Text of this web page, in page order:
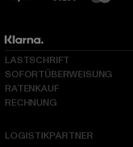
LOGISTIKPARTNER
LASTSCHRIFT
SOFORTÜBERWEISUNG
RATENKAUF
RECHNUNG